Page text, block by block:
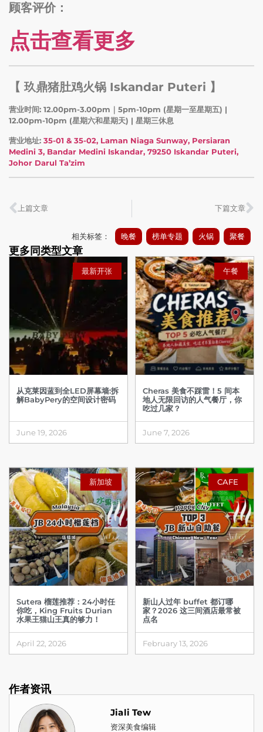
顾客评价：
点击查看更多
【 玖鼎猪肚鸡火锅 Iskandar Puteri 】
营业时间: 12.00pm-3.00pm｜5pm-10pm (星期一至星期五) |
12.00pm-10pm (星期六和星期天) | 星期三休息
营业地址: 35-01 & 35-02, Laman Niaga Sunway, Persiaran
Medini 3, Bandar Medini Iskandar, 79250 Iskandar Puteri,
Johor Darul Ta’zim
上篇文章 下篇文章
最新开张
从克莱因蓝到全LED屏幕墙:拆
解BabyPery的空间设计密码
June 19, 2026
午餐
Cheras 美食不踩雷！5 间本
地人无限回访的人气餐厅，你
吃过几家？
June 7, 2026
新加坡
Sutera 榴莲推荐：24小时任
你吃，King Fruits Durian
水果王猫山王真的够力！
April 22, 2026
CAFE
新山人过年 buffet 都订哪
家？2026 这三间酒店最常被
点名
February 13, 2026
相关标签： 晚餐 榜单专题 火锅 聚餐
更多同类型文章
作者资讯
Jiali Tew
资深美食编辑